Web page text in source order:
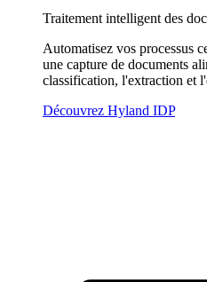
Traitement intelligent des
Automatisez vos processus
une capture de documents
classification, l'extraction et
Découvrez Hyland IDP